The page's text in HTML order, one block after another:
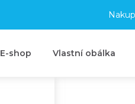
E-shop Vlastní obálka